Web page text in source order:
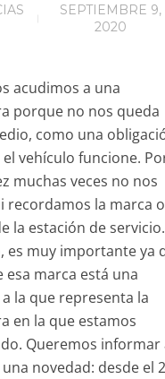
SEPTIEMBRE 9,
2020
acudimos a una
porque no nos queda
como una
vehículo funcione.
muchas veces no nos
recordamos la marca o
la estación de
es muy importante ya
esa marca está una
la que representa la
en la que estamos
Queremos informar
novedad: desde el